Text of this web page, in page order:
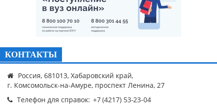
КОНТАКТЫ
Россия, 681013, Хабаровский край,
г. Комсомольск-на-Амуре, проспект Ленина, 27
Телефон для справок: